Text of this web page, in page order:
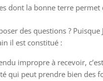
dont la bonne terre permet
des questions ?
il est constitué :
impropre à recevoir,
qui peut prendre bien des